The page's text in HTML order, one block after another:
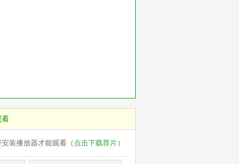
看
装播放器才能观看（ 点击下载荐片）